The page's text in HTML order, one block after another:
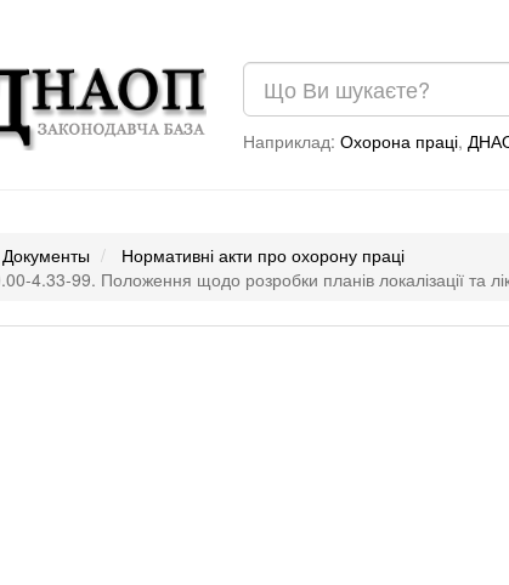
Наприклад: Охорона праці,
Документы
Нормативні акти про охорону праці
4.33-99. Положення щодо розробки планів локалізації та